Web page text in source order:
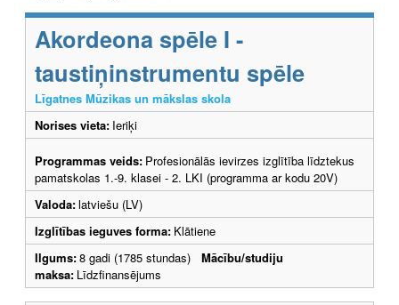
Akordeona spēle I -
taustiņinstrumentu spēle
Līgatnes Mūzikas un mākslas skola
Norises vieta: Ieriķi
Programmas veids: Profesionālās ievirzes izglītība līdztekus
pamatskolas 1.-9. klasei - 2. LKI (programma ar kodu 20V)
Valoda:latviešu (LV)
Izglītības ieguves forma: Klātiene
Ilgums:8 gadi (1785 stundas) Mācību/studiju
maksa: Līdzfinansējums